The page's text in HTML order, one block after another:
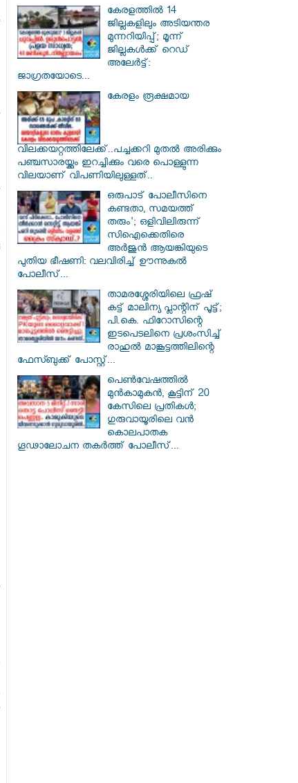
കേരളത്തിൽ 14
ജില്ലകളിലും അടിയന്തര
മുന്നറിയിപ്പ്; മൂന്ന്
ജില്ലകൾക്ക് റെഡ്
അലേർട്ട്:
ജാഗ്രതയോടെ...
കേരളം രൂക്ഷമായ
വിലക്കയറ്റത്തിലേക്ക്..പച്ചക്കറി മുതൽ അരിക്കും
പഞ്ചസാരയ്ക്കും ഇറച്ചിക്കും വരെ പൊള്ളുന്ന
വിലയാണ് വിപണിയിലുള്ളത്..
ഒരുപാട് പോലീസിനെ
കണ്ടതാ, സമയത്ത്
തരും'; ഒളിവിലിരുന്ന്
സിഐക്കെതിരെ
അർജുൻ ആയങ്കിയുടെ
പുതിയ ഭീഷണി: വലവിരിച്ച് ഊന്നുകൽ
പോലീസ്...
താമരശ്ശേരിയിലെ ഫ്രഷ്
കട്ട് മാലിന്യ പ്ലാന്റിന് പൂട്ട്;
പി.കെ. ഫിറോസിന്റെ
ഇടപെടലിനെ പ്രശംസിച്ച്
രാഹുൽ മാങ്കൂട്ടത്തിലിന്റെ
ഫേസ്ബുക്ക് പോസ്റ്റ്...
പെൺവേഷത്തിൽ
മുൻകാമുകൻ, കൂട്ടിന് 20
കേസിലെ പ്രതികൾ;
ഗുരുവായൂരിലെ വൻ
കൊലപാതക
ഗൂഢാലോചന തകർത്ത് പോലീസ്...